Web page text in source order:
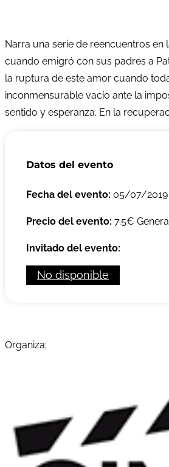
Narra una serie de reencuentros
cuando emigró con sus padres a
la ruptura de este amor cuando
inconmensurable vacío ante la
sentido y esperanza. En la
Datos del evento
Fecha del evento: 05/07/2019
Precio del evento: 7.5€
Invitado del evento:
No disponible
Organiza: